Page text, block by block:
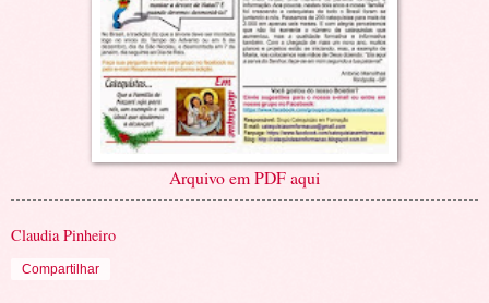
Arquivo em PDF aqui
Claudia Pinheiro
Compartilhar